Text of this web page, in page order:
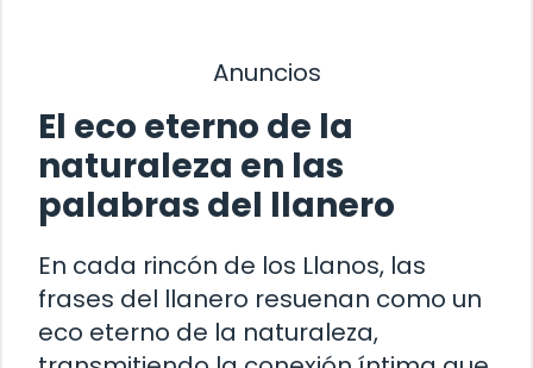
Anuncios
El eco eterno de la
naturaleza en las
palabras del llanero
En cada rincón de los Llanos, las
frases del llanero resuenan como un
eco eterno de la naturaleza,